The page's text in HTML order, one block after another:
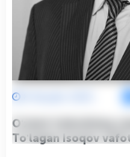
Oʻzbek futbolining
Toʻlagan Isoqov